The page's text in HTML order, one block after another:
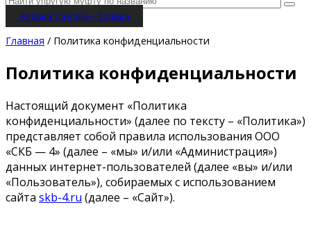
Заявка Онлайн-заявка
Главная / Политика конфиденциальности
Политика конфиденциальности
Настоящий документ «Политика
конфиденциальности» (далее по тексту – «Политика»)
представляет собой правила использования ООО
«СКБ — 4» (далее – «мы» и/или «Администрация»)
данных интернет-пользователей (далее «вы» и/или
«Пользователь»), собираемых с использованием
сайта skb-4.ru (далее – «Сайт»).